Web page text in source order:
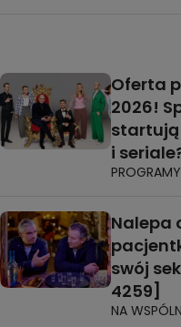
Oferta
2026!
i
PROGRAMY
Nalepa
swój
4259]
NA